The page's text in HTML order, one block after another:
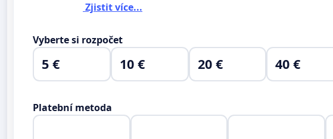
Zjistit více...
Vyberte si rozpočet
5 € 10 € 20 € 40 €
Platební metoda